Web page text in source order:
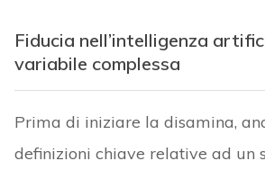
Fiducia nell’intelligenza
variabile complessa
Prima di iniziare la disamina,
definizioni chiave relative ad un